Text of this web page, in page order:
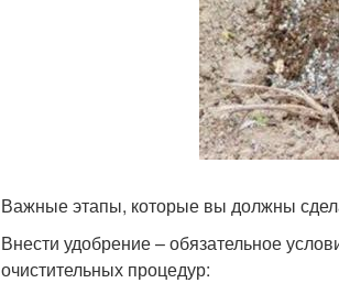
Важные этапы, которые вы должны
Внести удобрение – обязательное
очистительных процедур: